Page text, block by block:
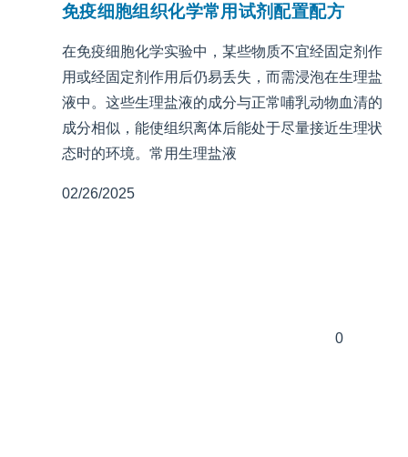
免疫细胞组织化学常用试剂配置配方
在免疫细胞化学实验中，某些物质不宜经固定剂作
用或经固定剂作用后仍易丢失，而需浸泡在生理盐
液中。这些生理盐液的成分与正常哺乳动物血清的
成分相似，能使组织离体后能处于尽量接近生理状
态时的环境。常用生理盐液
02/26/2025
0